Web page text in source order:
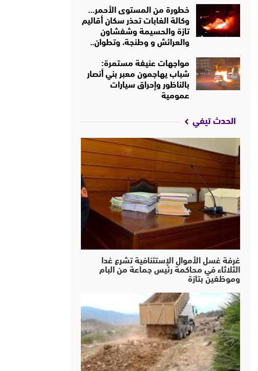
خطورة من المستوى الأحمر…
وكالة الغابات تحذر سكان أقاليم
تازة والحسيمة وشفشاون
والعرائش و وطنجة، وتطوان..
مواجهات عنيفة مستمرة:
شباب يهاجمون معبر بني أنصار
بالناظور وإحراق سيارات
عمومية
الحدث تيفي
غرفة غسل الأموال الإستئنافية تشرع غدا
الثلاثاء في محاكمة رئيس جماعة من البام
وموظفين بتازة